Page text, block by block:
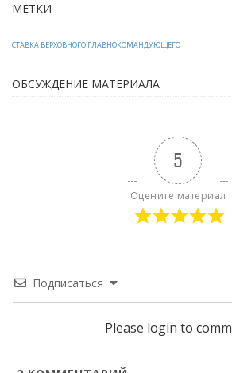
МЕТКИ
СТАВКА ВЕРХОВНОГО ГЛАВНОКОМАНДУЮЩЕГО
ОБСУЖДЕНИЕ МАТЕРИАЛА
5
Оцените материал
Подписаться
Please login to